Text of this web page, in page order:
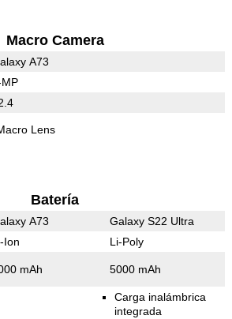
Macro Camera
A73
Lens
Batería
A73 Galaxy S22 Ultra
Ion Li-Poly
mAh 5000 mAh
Carga inalámbrica
integrada